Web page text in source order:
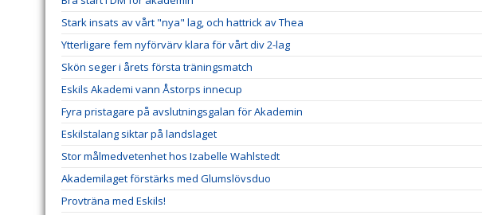
Stark insats av vårt "nya" lag, och hattrick av Thea
Ytterligare fem nyförvärv klara för vårt div 2-lag
Skön seger i årets första träningsmatch
Eskils Akademi vann Åstorps innecup
Fyra pristagare på avslutningsgalan för Akademin
Eskilstalang siktar på landslaget
Stor målmedvetenhet hos Izabelle Wahlstedt
Akademilaget förstärks med Glumslövsduo
Provträna med Eskils!